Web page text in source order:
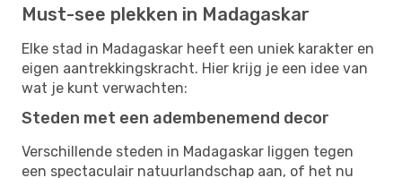
Must-see plekken in Madagaskar
Elke stad in Madagaskar heeft een uniek karakter en
eigen aantrekkingskracht. Hier krijg je een idee van
wat je kunt verwachten:
Steden met een adembenemend decor
Verschillende steden in Madagaskar liggen tegen
een spectaculair natuurlandschap aan, of het nu